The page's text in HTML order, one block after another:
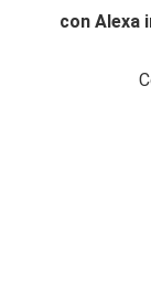
con Alexa